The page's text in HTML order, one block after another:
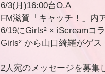
6/3(月)16:00台O.A
FM滋賀「キャッチ！」内
6/19にGirls² × iScreamコ
Girls² から山口綺羅がゲス
2人宛のメッセージを募集